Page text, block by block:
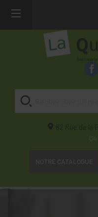
82 Rue de la
NOTRE CATALOGUE